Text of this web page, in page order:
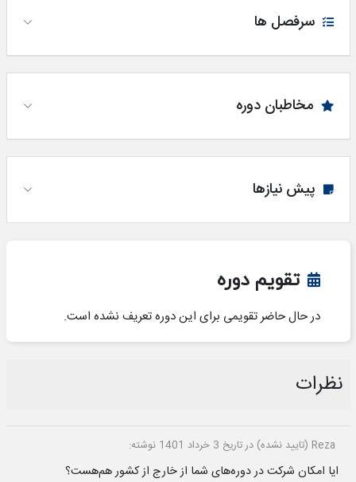
سرفصل ها
مخاطبان دوره
پیش نیازها
تقویم دوره
در حال حاضر تقویمی برای این دوره تعریف نشده است.
نظرات
Reza (تایید نشده) در تاریخ 3 خرداد 1401 نوشته:
ایا امکان شرکت در دوره‌های شما از خارج از کشور هم‌هست؟